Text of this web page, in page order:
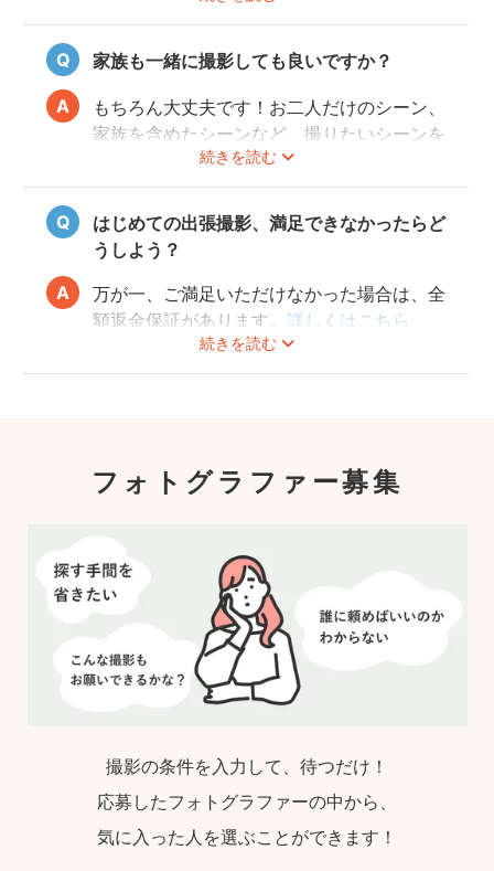
日時変更方法はこちらをご参照ください。
家族も一緒に撮影しても良いですか？
続きを読む
もちろん大丈夫です！お二人だけのシーン、
家族を含めたシーンなど、撮りたいシーンを
フォトグラファーさんに相談してみてくださ
いね。
はじめての出張撮影、満足できなかったらど
うしよう？
続きを読む
万が一、ご満足いただけなかった場合は、全
額返金保証があります。詳しくはこちら
フォトグラファー募集
撮影の条件を入力して、待つだけ！
応募したフォトグラファーの中から、
気に入った人を選ぶことができます！